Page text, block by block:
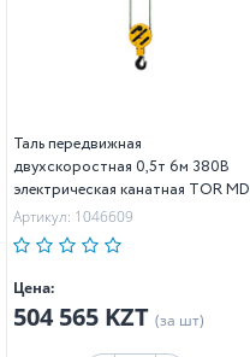
Таль передвижная
двухскоростная 0,5т 6м 380В
электрическая канатная TOR MD
Артикул: 1046609
Цена:
504 565 KZT (за шт)